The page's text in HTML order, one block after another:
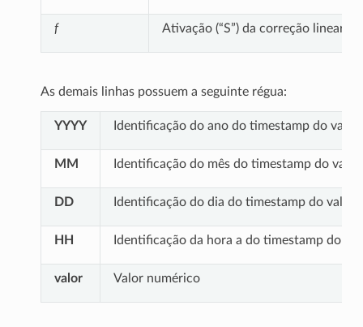
f Ativação (“S”) da correção linear
As demais linhas possuem a seguinte régua:
YYYY Identificação do ano do timestamp do valor
MM Identificação do mês do timestamp do valor
DD Identificação do dia do timestamp do valor
HH Identificação da hora a do timestamp do
valor Valor numérico